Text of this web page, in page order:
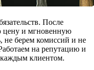
После
цену и мгновенную
не берем комиссий и не
на репутацию и
клиентом.